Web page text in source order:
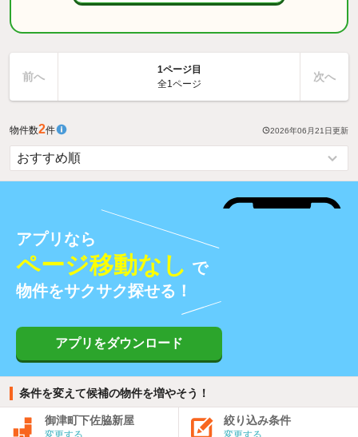
前へ
1ページ目
全1ページ
次へ
物件数2件 2026年06月21日更新
アプリなら
ページ移動なし で
物件をサクサク探せる！
アプリをダウンロード
条件を変えて候補の物件を増やそう！
御津町下佐脇新屋 絞り込み条件